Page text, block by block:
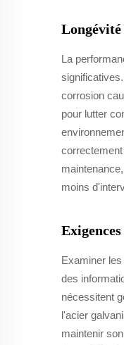
La
corrosion
pour lutter
moins
Examiner
des
nécessitent
l'acier
maintenir